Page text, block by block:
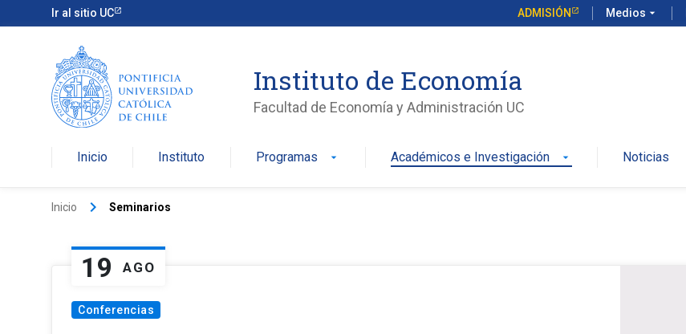
Ir al sitio UC ADMISIÓN Medios arrow_drop_down
Instituto de Economía
Facultad de Economía y Administración UC
Inicio Instituto Programas arrow_drop_down Académicos e Investigación arrow_drop_down Noticias
Inicio keyboard_arrow_right Seminarios
19 AGO
Conferencias